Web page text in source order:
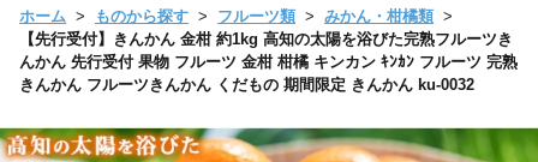
ホーム ものから探す フルーツ類
みかん・柑橘類
【先行受付】きんかん 金柑 約1kg 高知の太陽を浴びた完熟フルーツき
んかん 先行受付 果物 フルーツ 金柑 柑橘 キンカン ｷﾝｶﾝ フルーツ 完熟
きんかん フルーツきんかん くだもの 期間限定 きんかん ku-0032